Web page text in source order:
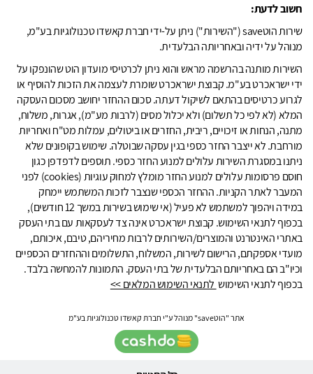
חשוב לדעת:
שירות הוטsave ("השירות") ניתן על-ידי חברת קאשדו טכנולוגיות בע"מ,
מנוהל על ידיה ובאחריותה הבלעדית.
השירות מותנה בהרשמה מראש והוא ניתן לכרטיסי מועדון הוט שהונפקו על
ידי ישראכרט בע"מ. קבוצת ישראכרט שומרת לעצמה את הזכות להוסיף או
לגרוע כרטיסים בהתאם לשיקול דעתה. סכום ההחזר יחושב מסכום העסקה
המלא (לא לפי כל תשלום) ולא יכלול מסים (לרבות מע"מ), אגרות, משלוח,
מתנה, הנחות או זיכויים, ריבית, החזרים או ביטולים, עמלות מט"ח ואחריות
מורחבת. לא ייצבר החזר כספי בגין עסקה שבוטלה. שימוש בקופונים שלא
ניתנו במסגרת השירות עלולים למנוע החזר כספי. תוספים לדפדפן כגון
חוסם פרסומות עלולים למנוע החזר מומלץ למחוק עוגיות (cookies) לפני
המעבר לאתר הקניות. ההחזר הכספי שנצבר לזכות המשתמש יימחק
במידה ויהפוך למשתמש לא פעיל (אי שימוש בשירות במשך 12 חודשים),
בכפוף לתנאי השימוש. קבוצת ישראכרט אינה צד לעסקאות עם בתי העסק
באתרי האינטרנט והמוצרים/השירותים לרבות מחיריהם, טיבם, איכותם,
מועדי אספקתם, הרישום לשירות, המשלוח, התשלומים וההחזרים הכספיים
וכיו"ב הם באחריותם הבלעדית של בתי העסק. התמונות להמחשה בלבד.
בכפוף לתנאי השימוש לתנאי השימוש המלאים >>
אתר "הוטsave" מנוהל ע"י חברת קאשדו טכנולוגיות בע"מ